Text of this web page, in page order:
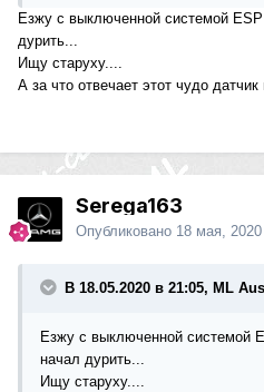
Езжу с выключенной системой
дурить...
Ищу старуху....
А за что отвечает этот чудо датчик
Serega163
Опубликовано 18 мая, 2020
В 18.05.2020 в 21:05, ML
Езжу с выключенной системой
начал дурить...
Ищу старуху....